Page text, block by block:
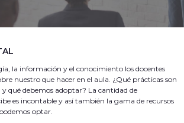
la información y el conocimiento los docentes
nuestro que hacer en el aula. ¿Qué prácticas son
y qué debemos adoptar? La cantidad de
es incontable y así también la gama de recursos
optar.